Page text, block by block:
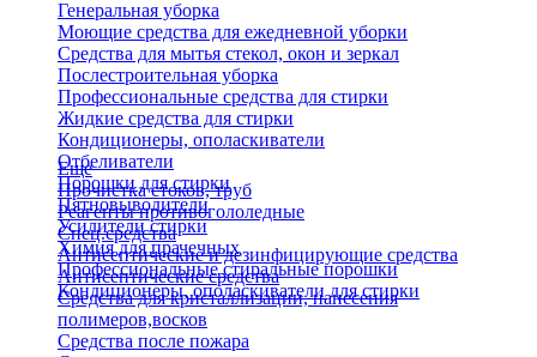
Генеральная уборка
Моющие средства для ежедневной уборки
Средства для мытья стекол, окон и зеркал
Послестроительная уборка
Профессиональные средства для стирки
Жидкие средства для стирки
Кондиционеры, ополаскиватели
Отбеливатели
Порошки для стирки
Пятновыводители
Усилители стирки
Химия для прачечных
Профессиональные стиральные порошки
Кондиционеры, ополаскиватели для стирки
Еще
Прочистка стоков, труб
Реагенты противогололедные
Спец.средства
Антисептические и дезинфицирующие средства
Антисептические средства
Средства для кристаллизации, нанесения
полимеров,восков
Средства после пожара